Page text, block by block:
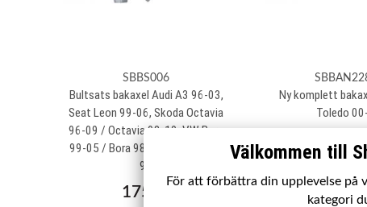
SBBS006
Bultsats bakaxel Audi A3 96-03,
Seat Leon 99-06, Skoda Octavia
96-09 / Octavia 98-10, VW Bora
99-05 / Bora 98-05 / Golf MK IV
97
175 kr
Ny komplett
Toledo
1 950
Välkommen till
För att förbättra din upplevelse på
kategori